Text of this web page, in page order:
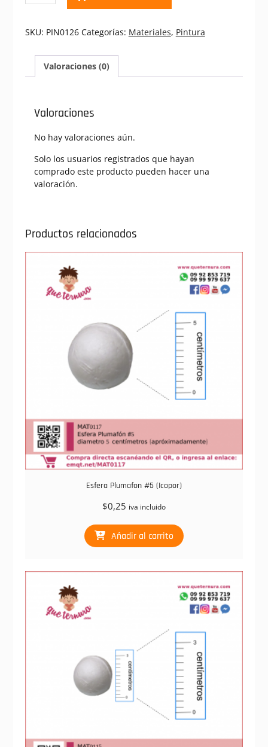
Acrílicas
Colores
SKU: PIN0126 Categorías: Materiales, Pintura
Valoraciones (0)
Valoraciones
No hay valoraciones aún.
Solo los usuarios registrados que hayan
comprado este producto pueden hacer una
valoración.
Productos relacionados
Esfera Plumafon #5 (Icopor)
$0,25 iva incluido
Añadir al carrito